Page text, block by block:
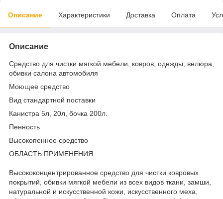
Описание Характеристики Доставка Оплата
Описание
Средство для чистки мягкой мебели, ковров, одежды, велюра,
обивки салона автомобиля
Моющее средство
Вид стандартной поставки
Канистра 5л, 20л, бочка 200л.
Пенность
Высокопенное средство
ОБЛАСТЬ ПРИМЕНЕНИЯ
Высококонцентрированное средство для чистки ковровых
покрытий, обивки мягкой мебели из всех видов ткани, замши,
натуральной и искусственной кожи, искусственного меха,